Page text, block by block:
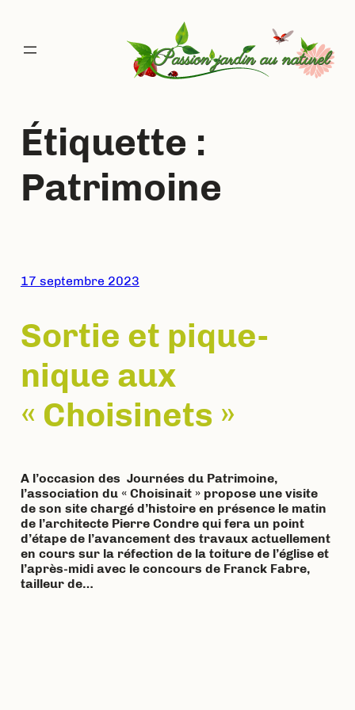
contenu
Étiquette :
Patrimoine
17 septembre 2023
Sortie et pique-
nique aux
« Choisinets »
A l’occasion des Journées du Patrimoine,
l’association du « Choisinait » propose une visite
de son site chargé d’histoire en présence le matin
de l’architecte Pierre Condre qui fera un point
d’étape de l’avancement des travaux actuellement
en cours sur la réfection de la toiture de l’église et
l’après-midi avec le concours de Franck Fabre,
tailleur de…